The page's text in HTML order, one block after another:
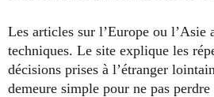
Les articles sur l’Europe ou l’Asie
techniques. Le site explique les
décisions prises à l’étranger
demeure simple pour ne pas